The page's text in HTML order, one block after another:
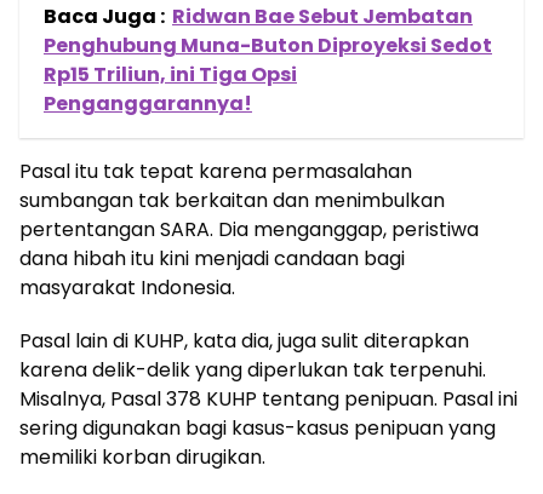
Baca Juga : Ridwan Bae Sebut Jembatan
Penghubung Muna-Buton Diproyeksi Sedot
Rp15 Triliun, ini Tiga Opsi
Penganggarannya!
Pasal itu tak tepat karena permasalahan
sumbangan tak berkaitan dan menimbulkan
pertentangan SARA. Dia menganggap, peristiwa
dana hibah itu kini menjadi candaan bagi
masyarakat Indonesia.
Pasal lain di KUHP, kata dia, juga sulit diterapkan
karena delik-delik yang diperlukan tak terpenuhi.
Misalnya, Pasal 378 KUHP tentang penipuan. Pasal ini
sering digunakan bagi kasus-kasus penipuan yang
memiliki korban dirugikan.